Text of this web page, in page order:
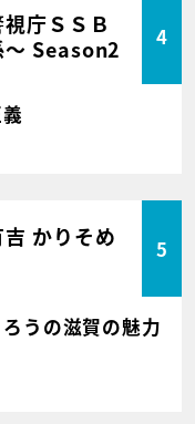
庁ＳＳＢ
～ Season2
4
かりそめ
5
うの滋賀の魅力